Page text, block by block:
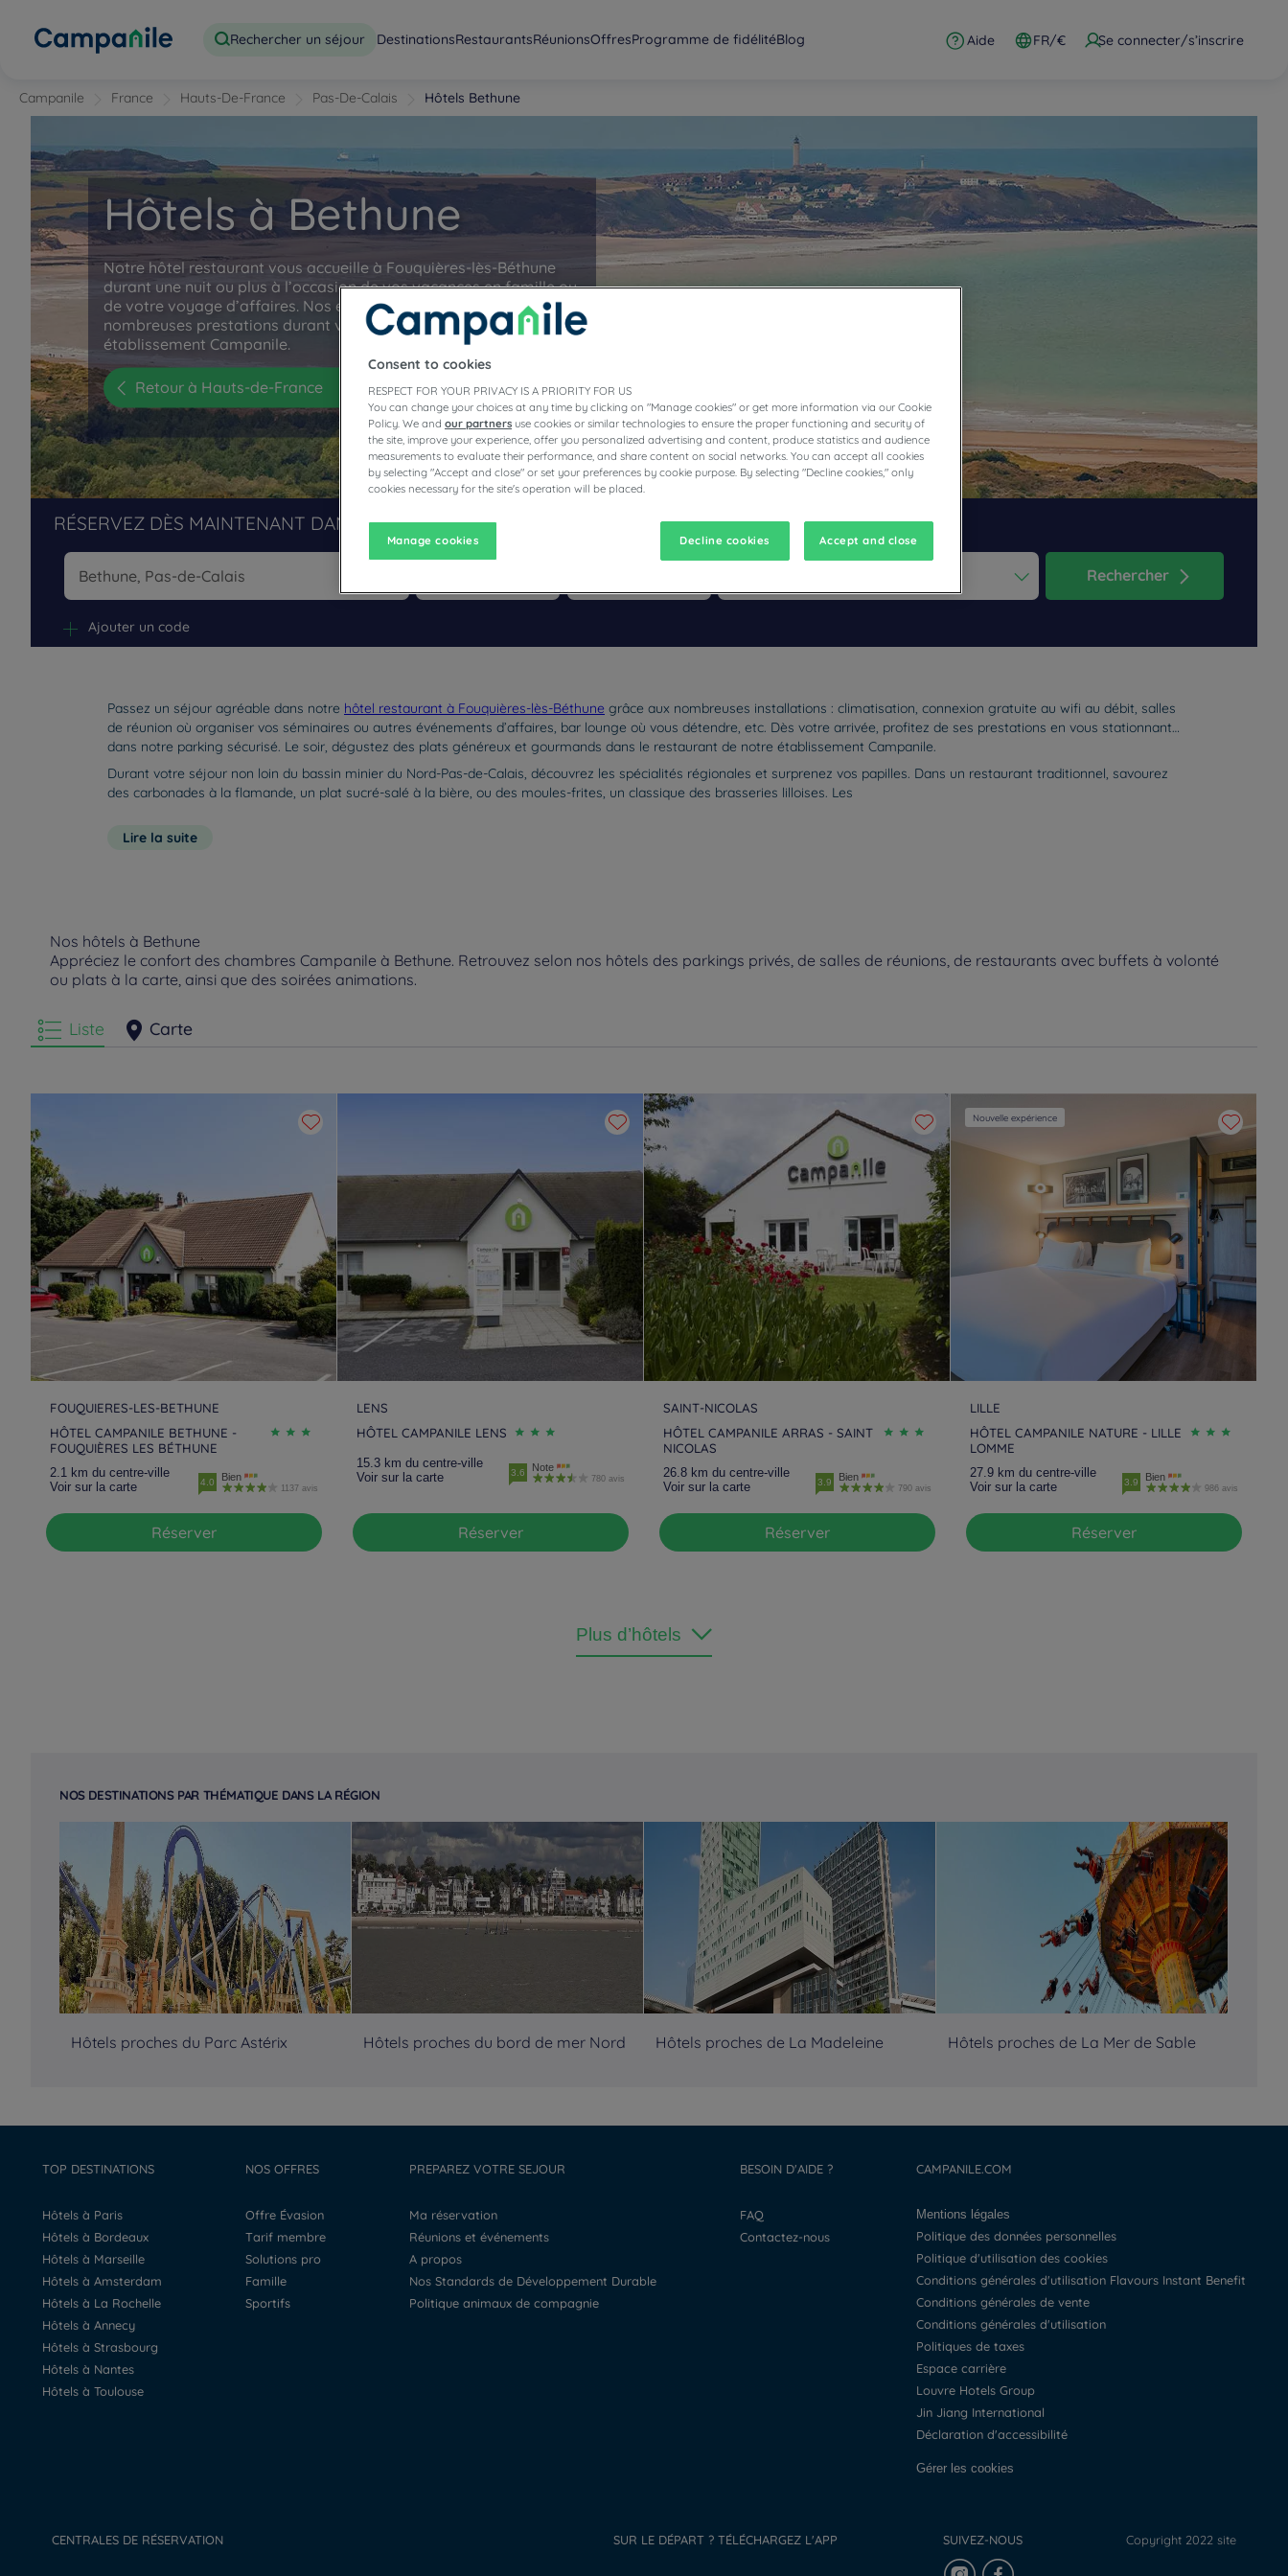
Rechercher un séjour DestinationsRestaurantsRéunionsOffresProgramme de fidélitéBlog Aide FR/€ Se connecter/s’inscrire
Campanile France Hauts-De-France Pas-De-Calais Hôtels Bethune
Hôtels à Bethune
Notre hôtel restaurant vous accueille à Fouquières-lès-Béthune
durant une nuit ou plus à l’occasion de vos vacances en famille ou
de votre voyage d’affaires. Nos équipes vous proposeront de
nombreuses prestations durant votre séjour dans notre
établissement Campanile.
Retour à Hauts-de-France
RÉSERVEZ DÈS MAINTENANT DANS NOS HÔTELS RESTAURANTS CAMPANILE
Rechercher
Ajouter un code
Passez un séjour agréable dans notre hôtel restaurant à Fouquières-lès-Béthune grâce aux nombreuses installations : climatisation, connexion gratuite au wifi au débit, salles
de réunion où organiser vos séminaires ou autres événements d’affaires, bar lounge où vous détendre, etc. Dès votre arrivée, profitez de ses prestations en vous stationnant
dans notre parking sécurisé. Le soir, dégustez des plats généreux et gourmands dans le restaurant de notre établissement Campanile.
Durant votre séjour non loin du bassin minier du Nord-Pas-de-Calais, découvrez les spécialités régionales et surprenez vos papilles. Dans un restaurant traditionnel, savourez
des carbonades à la flamande, un plat sucré-salé à la bière, ou des moules-frites, un classique des brasseries lilloises. Les
Lire la suite
Nos hôtels à Bethune
Appréciez le confort des chambres Campanile à Bethune. Retrouvez selon nos hôtels des parkings privés, de salles de réunions, de restaurants avec buffets à volonté
ou plats à la carte, ainsi que des soirées animations.
Liste Carte
FOUQUIERES-LES-BETHUNE
HÔTEL CAMPANILE BETHUNE -
FOUQUIÈRES LES BÉTHUNE
2.1 km du centre-ville
Voir sur la carte
4.0 Bien
1137 avis
Réserver
LENS
HÔTEL CAMPANILE LENS
15.3 km du centre-ville
Voir sur la carte
3.6 Note
780 avis
Réserver
SAINT-NICOLAS
HÔTEL CAMPANILE ARRAS - SAINT
NICOLAS
26.8 km du centre-ville
Voir sur la carte
3.9 Bien
790 avis
Réserver
Nouvelle expérience
LILLE
HÔTEL CAMPANILE NATURE - LILLE
LOMME
27.9 km du centre-ville
Voir sur la carte
3.9 Bien
986 avis
Réserver
Plus d’hôtels
NOS DESTINATIONS PAR THÉMATIQUE DANS LA RÉGION
Hôtels proches du Parc Astérix Hôtels proches du bord de mer Nord Hôtels proches de La Madeleine Hôtels proches de La Mer de Sable
TOP DESTINATIONS
Hôtels à Paris
Hôtels à Bordeaux
Hôtels à Marseille
Hôtels à Amsterdam
Hôtels à La Rochelle
Hôtels à Annecy
Hôtels à Strasbourg
Hôtels à Nantes
Hôtels à Toulouse
NOS OFFRES
Offre Évasion
Tarif membre
Solutions pro
Famille
Sportifs
PREPAREZ VOTRE SEJOUR
Ma réservation
Réunions et événements
A propos
Nos Standards de Développement Durable
Politique animaux de compagnie
BESOIN D'AIDE ?
FAQ
Contactez-nous
CAMPANILE.COM
Mentions légales
Politique des données personnelles
Politique d'utilisation des cookies
Conditions générales d'utilisation Flavours Instant Benefit
Conditions générales de vente
Conditions générales d'utilisation
Politiques de taxes
Espace carrière
Louvre Hotels Group
Jin Jiang International
Déclaration d'accessibilité
Gérer les cookies
CENTRALES DE RÉSERVATION SUR LE DÉPART ? TÉLÉCHARGEZ L'APP SUIVEZ-NOUS Copyright 2022 site
Consent to cookies
RESPECT FOR YOUR PRIVACY IS A PRIORITY FOR US
You can change your choices at any time by clicking on "Manage cookies" or get more information via our Cookie
Policy. We and our partners use cookies or similar technologies to ensure the proper functioning and security of
the site, improve your experience, offer you personalized advertising and content, produce statistics and audience
measurements to evaluate their performance, and share content on social networks. You can accept all cookies
by selecting "Accept and close" or set your preferences by cookie purpose. By selecting "Decline cookies," only
cookies necessary for the site's operation will be placed.
Manage cookies Decline cookies Accept and close